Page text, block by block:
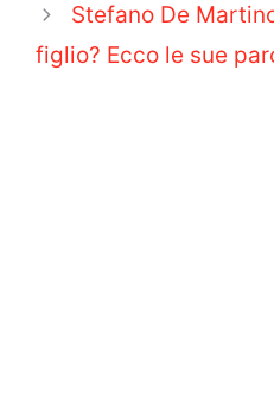
Stefano De
figlio? Ecco le sue